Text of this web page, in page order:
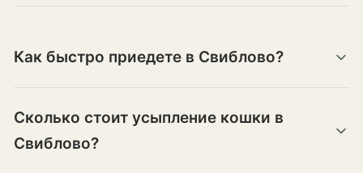
Как быстро приедете в Свиблово?
Сколько стоит усыпление кошки в
Свиблово?